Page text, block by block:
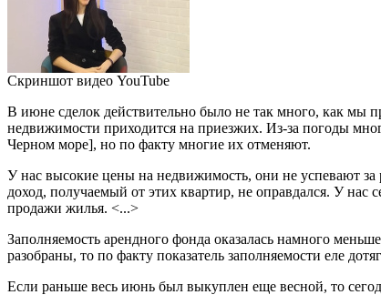
Скриншот видео YouTube
В июне сделок действительно было не так много, как мы
недвижимости приходится на приезжих. Из-за погоды
Черном море], но по факту многие их отменяют.
У нас высокие цены на недвижимость, они не успевают
доход, получаемый от этих квартир, не оправдался. У нас
продажи жилья. <...>
Заполняемость арендного фонда оказалась намного
разобраны, то по факту показатель заполняемости еле
Если раньше весь июнь был выкуплен еще весной, то